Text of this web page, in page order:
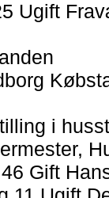
Ugift
i
Gift